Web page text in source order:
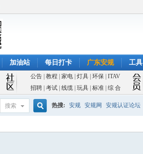
加油站 每日打卡 广东安规 工具
公告 教程 家电 灯具 环保 ITAV
招聘| 考试| 线缆| 玩具| 标准| 综 合
搜索 热搜: 安规 安规网 安规认证论坛